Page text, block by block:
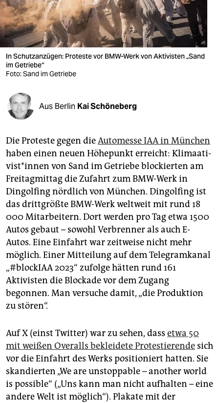
wahrheit
verlag
verlag
veranstaltungen
fragen & hilfe
abo
genossenschaft
epaper login
In Schutzanzügen: Proteste vor BMW-Werk von Aktivisten „Sand
im Getriebe“
Foto: Sand im Getriebe
Aus Berlin Kai Schöneberg
Die Proteste gegen dieAutomesse IAA in München
haben einen neuen Höhepunkt erreicht: Kli­maa­ti­
vis­t*in­nen von Sand im Getriebe blockierten am
Freitagmittag die Zufahrt zum BMW-Werk in
Dingolfing nördlich von München. Dingolfing ist
das drittgrößte BMW-Werk weltweit mit rund 18
000 Mitarbeitern. Dort werden pro Tag etwa 1500
Autos gebaut – sowohl Verbrenner als auch E-
Autos. Eine Einfahrt war zeitweise nicht mehr
möglich. Einer Mitteilung auf dem Telegramkanal
„#blockIAA 2023“ zufolge hätten rund 161
Aktivisten die Blockade vor dem Zugang
begonnen. Man versuche damit, „die Produktion
zu stören“.
Auf X (einst Twitter) war zu sehen, dass etwa 50
mit weißen Overalls bekleidete Protestierende sich
vor die Einfahrt des Werks positioniert hatten. Sie
skandierten „We are unstoppable – another world
is possible“ („Uns kann man nicht aufhalten – eine
andere Welt ist möglich“). Plakate mit der